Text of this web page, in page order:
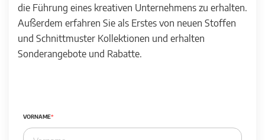
die Führung eines kreativen Unternehmens zu erhalten.
Außerdem erfahren Sie als Erstes von neuen Stoffen
und Schnittmuster Kollektionen und erhalten
Sonderangebote und Rabatte.
VORNAME